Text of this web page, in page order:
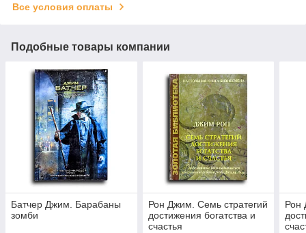
Все условия оплаты
Подобные товары компании
Батчер Джим. Барабаны
зомби
Рон Джим. Семь стратегий
достижения богатства и
счастья
Рон